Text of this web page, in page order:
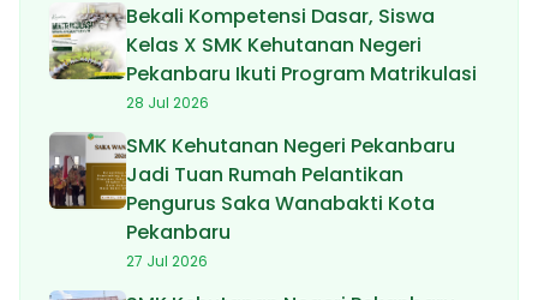
Bekali Kompetensi Dasar, Siswa
Kelas X SMK Kehutanan Negeri
Pekanbaru Ikuti Program Matrikulasi
28 Jul 2026
SMK Kehutanan Negeri Pekanbaru
Jadi Tuan Rumah Pelantikan
Pengurus Saka Wanabakti Kota
Pekanbaru
27 Jul 2026